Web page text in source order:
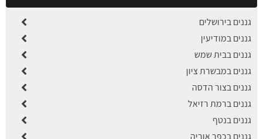
גננים בירושלים
גננים במודיעין
גננים בבית שמש
גננים במבשרת ציון
גננים בצור הדסה
גננים ברמת רזיאל
גננים בנטף
גננים בכפר אוריה